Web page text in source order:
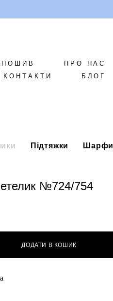
ПРО НАС
КОНТАКТИ БЛОГ
Підтяжки Шарфи
№724/754
ДОДАТИ В КОШИК